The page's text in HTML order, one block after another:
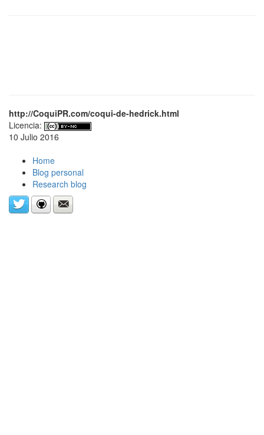
http://CoquiPR.com/coqui-de-hedrick.html
Licencia:
10 Julio 2016
Home
Blog personal
Research blog